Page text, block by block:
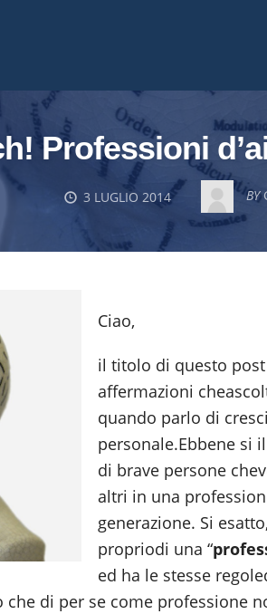
Professioni
3 LUGLIO 2014 BY
Ciao,
il titolo di questo
affermazioni
quando parlo di
personale.Ebbene si
di brave persone
altri in una
generazione. Si
propriodi una “
ed ha le stesse
di per se come professione